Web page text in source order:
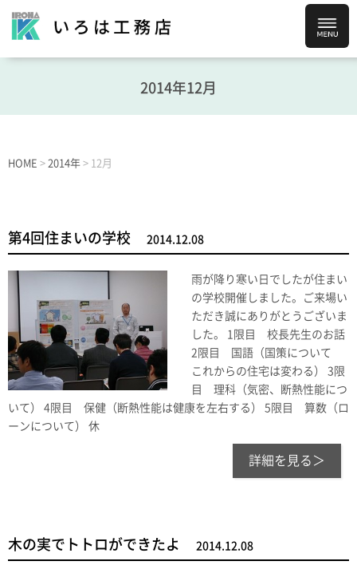
2014年12月
HOME > 2014年 > 12月
第4回住まいの学校 2014.12.08
雨が降り寒い日でしたが住まい
の学校開催しました。ご来場い
ただき誠にありがとうございま
した。 1限目 校長先生のお話
2限目 国語（国策について
これからの住宅は変わる） 3限
目 理科（気密、断熱性能につ
いて） 4限目 保健（断熱性能は健康を左右する） 5限目 算数（ロ
ーンについて） 休
詳細を見る＞
木の実でトトロができたよ 2014.12.08